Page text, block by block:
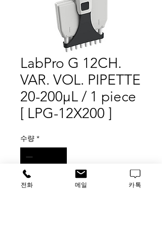
LabPro G 12CH.
VAR. VOL. PIPETTE
20-200μL / 1 piece
[ LPG-12X200 ]
수량 *
구매 문의
전화 메일 카톡